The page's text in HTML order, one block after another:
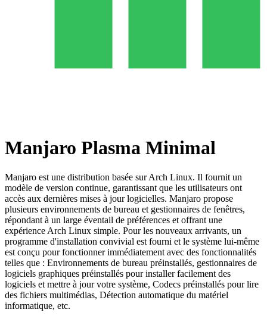
Manjaro Plasma Minimal
Manjaro est une distribution basée sur Arch Linux. Il fournit un
modèle de version continue, garantissant que les utilisateurs ont
accès aux dernières mises à jour logicielles. Manjaro propose
plusieurs environnements de bureau et gestionnaires de fenêtres,
répondant à un large éventail de préférences et offrant une
expérience Arch Linux simple. Pour les nouveaux arrivants, un
programme d'installation convivial est fourni et le système lui-même
est conçu pour fonctionner immédiatement avec des fonctionnalités
telles que : Environnements de bureau préinstallés, gestionnaires de
logiciels graphiques préinstallés pour installer facilement des
logiciels et mettre à jour votre système, Codecs préinstallés pour lire
des fichiers multimédias, Détection automatique du matériel
informatique, etc.